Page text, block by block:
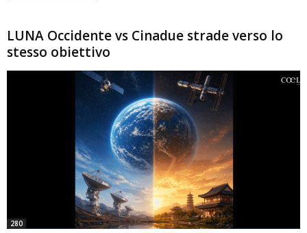
LUNA Occidente vs Cinadue strade verso lo
stesso obiettivo
280